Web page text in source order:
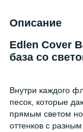
Описание
Edlen Cover
база со
Внутри каждого
песок, которые
прямым светом
оттенков с